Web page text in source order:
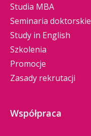
Studia MBA
Seminaria doktorskie
Study in English
Szkolenia
Promocje
Zasady rekrutacji
Współpraca